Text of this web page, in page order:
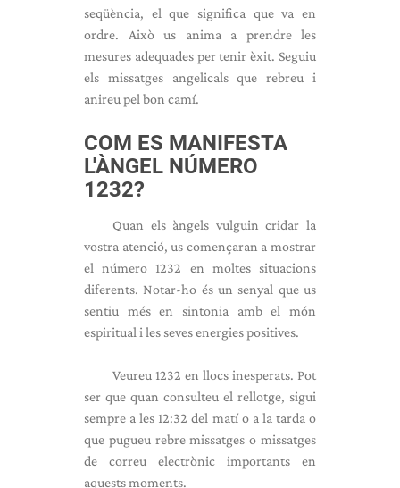
seqüència, el que significa que va en
ordre. Això us anima a prendre les
mesures adequades per tenir èxit. Seguiu
els missatges angelicals que rebreu i
anireu pel bon camí.
COM ES MANIFESTA
L'ÀNGEL NÚMERO
1232?
Quan els àngels vulguin cridar la
vostra atenció, us començaran a mostrar
el número 1232 en moltes situacions
diferents. Notar-ho és un senyal que us
sentiu més en sintonia amb el món
espiritual i les seves energies positives.
Veureu 1232 en llocs inesperats. Pot
ser que quan consulteu el rellotge, sigui
sempre a les 12:32 del matí o a la tarda o
que pugueu rebre missatges o missatges
de correu electrònic importants en
aquests moments.